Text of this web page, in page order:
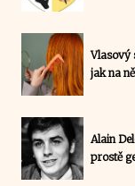
Vlasový
jak na
Alain
prostě